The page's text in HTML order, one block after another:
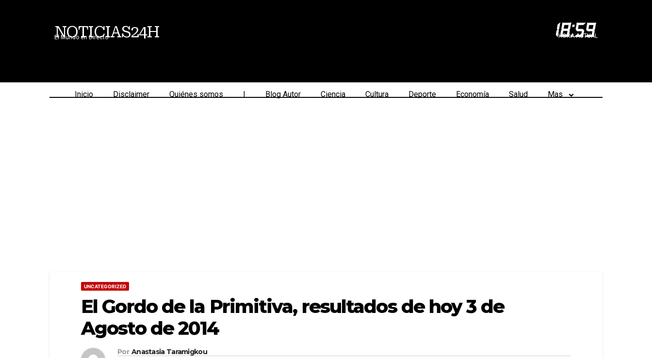
NOTICIAS24H
El Mundo en Directo 18:59
HORA ACTUAL
Inicio Disclaimer Quiénes somos | Blog Autor Ciencia Cultura Deporte Economía Salud Mas
UNCATEGORIZED
El Gordo de la Primitiva, resultados de hoy 3 de
Agosto de 2014
Por Anastasia Taramigkou